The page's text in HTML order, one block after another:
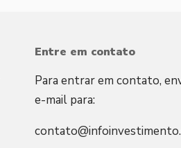
Entre em contato
Para entrar em contato,
e-mail para: